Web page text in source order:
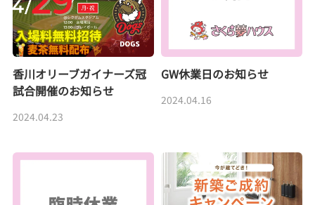
香川オリーブガイナーズ冠
試合開催のお知らせ
2024.04.23
GW休業日のお知らせ
2024.04.16